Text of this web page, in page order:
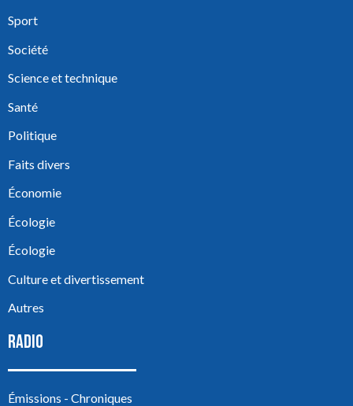
Sport
Société
Science et technique
Santé
Politique
Faits divers
Économie
Écologie
Écologie
Culture et divertissement
Autres
RADIO
Émissions - Chroniques